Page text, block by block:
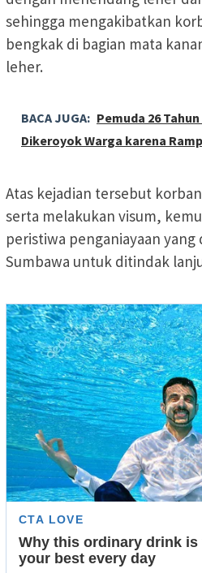
sehingga mengakibatkan
bengkak di bagian mata
leher.
BACA JUGA: Pemuda 26
Dikeroyok Warga karena
Atas kejadian tersebut
serta melakukan visum,
peristiwa penganiayaan yang
Sumbawa untuk ditindak